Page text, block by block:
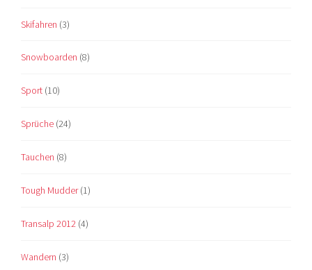
Skifahren (3)
Snowboarden (8)
Sport (10)
Sprüche (24)
Tauchen (8)
Tough Mudder(1)
Transalp 2012 (4)
Wandern (3)